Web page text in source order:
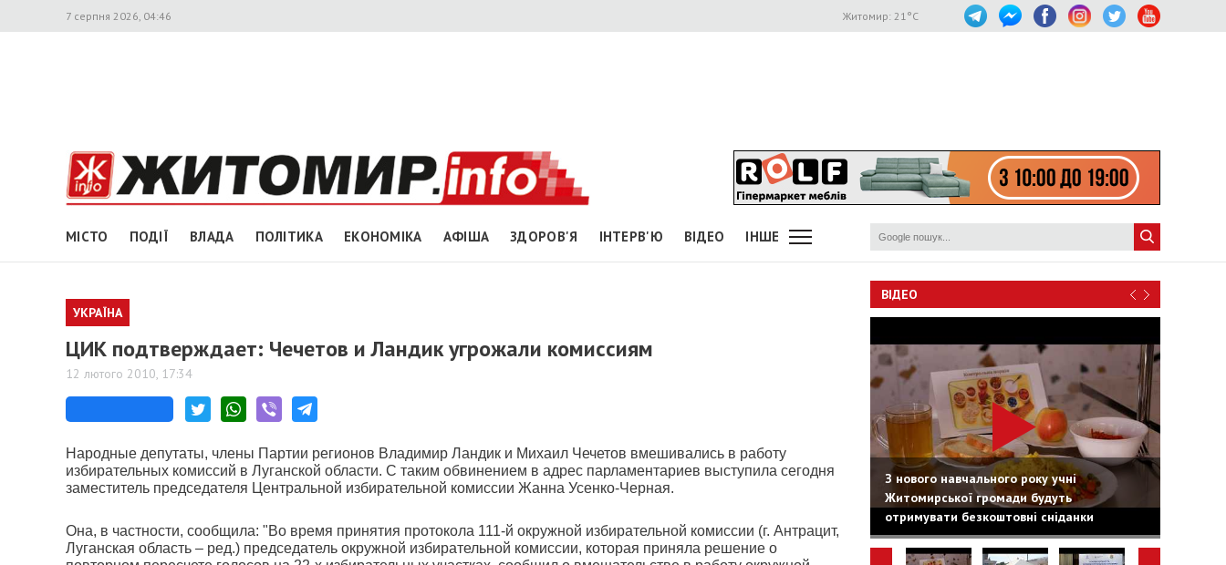
7 серпня 2026, 04:46 Житомир: 21°C
МІСТО ПОДІЇ ВЛАДА ПОЛІТИКА ЕКОНОМІКА АФІША ЗДОРОВ'Я ІНТЕРВ'Ю ВІДЕО ІНШЕ
УКРАЇНА
ЦИК подтверждает: Чечетов и Ландик угрожали комиссиям
12 лютого 2010, 17:34
Народные депутаты, члены Партии регионов Владимир Ландик и Михаил Чечетов вмешивались в работу
избирательных комиссий в Луганской области. С таким обвинением в адрес парламентариев выступила сегодня
заместитель председателя Центральной избирательной комиссии Жанна Усенко-Черная.
Она, в частности, сообщила: "Во время принятия протокола 111-й окружной избирательной комиссии (г. Антрацит,
Луганская область – ред.) председатель окружной избирательной комиссии, которая приняла решение о
ВІДЕО
З нового навчального року учні
Житомирської громади будуть
отримувати безкоштовні сніданки